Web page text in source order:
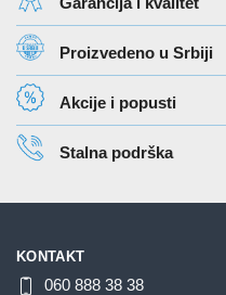
Proizvedeno u Srbiji
Akcije i popusti
Stalna podrška
KONTAKT
060 888 38 38